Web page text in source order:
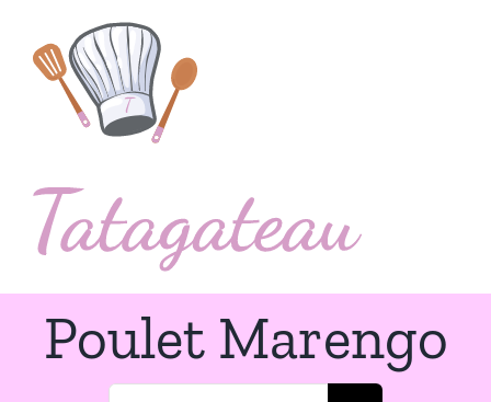
contenu
Poulet Marengo